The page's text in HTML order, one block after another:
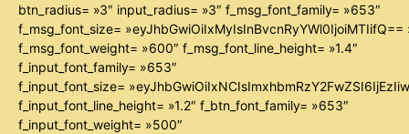
btn_radius= »3″ input_radius= »3″ f_msg_font_family= »653″
f_msg_font_size= »eyJhbGwiOiIxMyIsInBvcnRyYWl0IjoiMTIifQ==
f_msg_font_weight= »600″ f_msg_font_line_height= »1.4″
f_input_font_family= »653″
f_input_font_size=
f_input_font_line_height= »1.2″ f_btn_font_family= »653″
f_input_font_weight= »500″